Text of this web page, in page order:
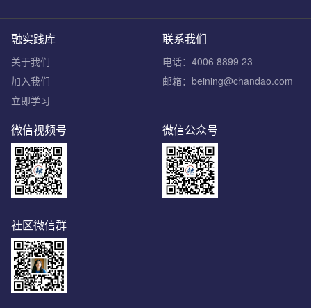
联系我们
电话：4006 8899 23
邮箱：beining@chandao.com
融实践库
关于我们
加入我们
立即学习
微信公众号
微信视频号
社区微信群